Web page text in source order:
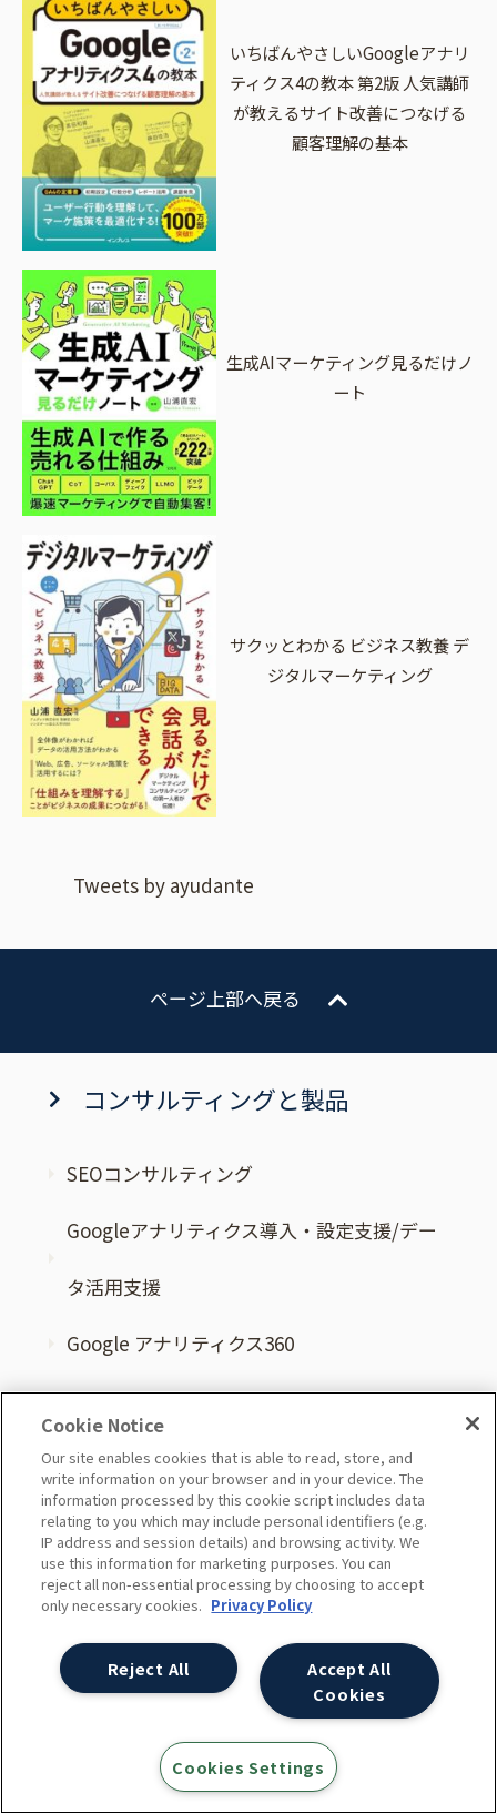
いちばんやさしいGoogleアナリ
ティクス4の教本 第2版 人気講師
が教えるサイト改善につなげる
顧客理解の基本
生成AIマーケティング見るだけノ
ート
サクッとわかる ビジネス教養 デ
ジタルマーケティング
Tweets by ayudante
ページ上部へ戻る
コンサルティングと製品
SEOコンサルティング
Googleアナリティクス導入・設定支援/デー
タ活用支援
Google アナリティクス360
Googleタグマネージャー(GTM)サポート
運用型広告支援/コンサルティング
SEO×広告コンサルティング
BIツールコンサルティング
サーバーサイドGTM導入支援
SEOと検索広告 統合分析サービス “SERPs
Cookie Notice
Our site enables cookies that is able to read, store, and
write information on your browser and in your device. The
information processed by this cookie script includes data
relating to you which may include personal identifiers (e.g.
IP address and session details) and browsing activity. We
use this information for marketing purposes. You can
reject all non-essential processing by choosing to accept
only necessary cookies. Privacy Policy
Accept All
Cookies
Reject All
Cookies Settings